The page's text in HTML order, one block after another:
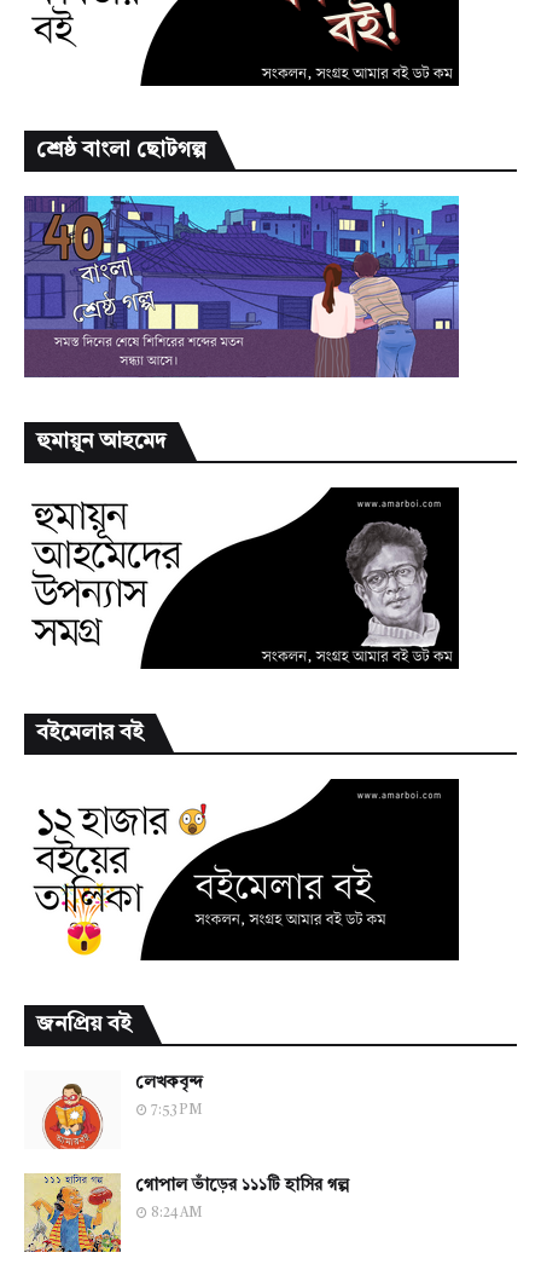
শ্রেষ্ঠ বাংলা ছোটগল্প
হুমায়ূন আহমেদ
বইমেলার বই
জনপ্রিয় বই
লেখকবৃন্দ
7:53 PM
গোপাল ভাঁড়ের ১১১টি হাসির গল্প
8:24 AM